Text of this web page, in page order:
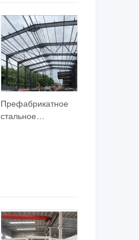
передвижной
глэмпинг,
курортный
отель,Prefab
яблочные домики,
виллы, жилое
на берегу озера
Префабрикатное
стальное